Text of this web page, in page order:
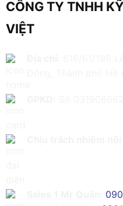
CÔNG TY TNHH
VIỆT